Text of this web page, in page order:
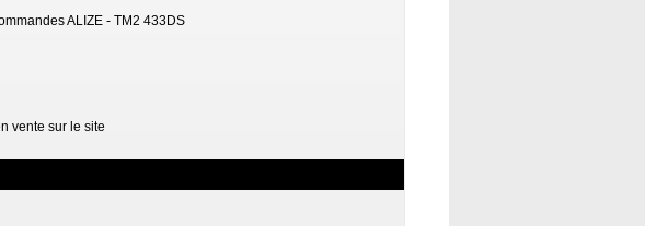
ALIZE - TM2 433DS
vente sur le site